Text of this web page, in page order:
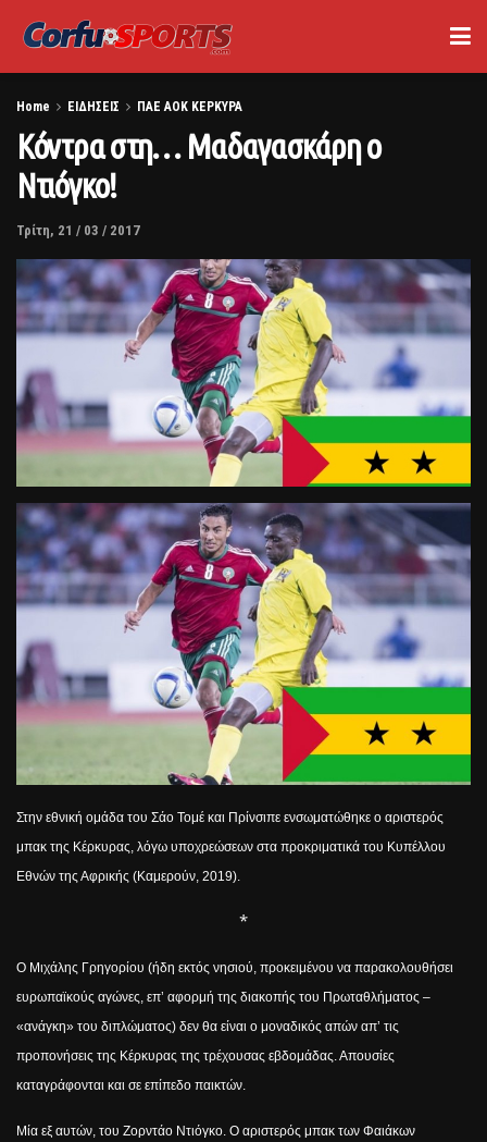
Home ΕΙΔΗΣΕΙΣ ΠΑΕ ΑΟΚ ΚΕΡΚΥΡΑ
Κόντρα στη… Μαδαγασκάρη ο
Ντιόγκο!
Τρίτη, 21 / 03 / 2017
Στην εθνική ομάδα του Σάο Τομέ και Πρίνσιπε ενσωματώθηκε ο αριστερός
μπακ της Κέρκυρας, λόγω υποχρεώσεων στα προκριματικά του Κυπέλλου
Εθνών της Αφρικής (Καμερούν, 2019).
*
Ο Μιχάλης Γρηγορίου (ήδη εκτός νησιού, προκειμένου να παρακολουθήσει
ευρωπαϊκούς αγώνες, επ’ αφορμή της διακοπής του Πρωταθλήματος –
«ανάγκη» του διπλώματος) δεν θα είναι ο μοναδικός απών απ’ τις
προπονήσεις της Κέρκυρας της τρέχουσας εβδομάδας. Απουσίες
καταγράφονται και σε επίπεδο παικτών.
Μία εξ αυτών, του Ζορντάο Ντιόγκο. Ο αριστερός μπακ των Φαιάκων